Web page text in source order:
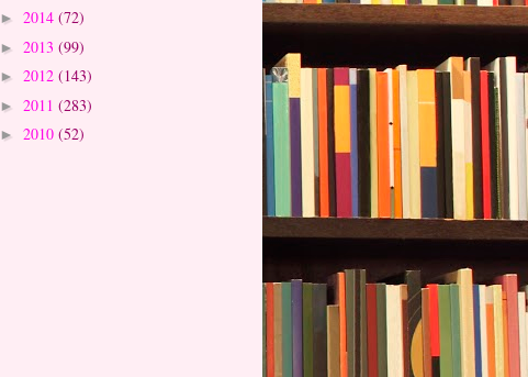
► 2014 (72)
► 2013 (99)
► 2012 (143)
► 2011 (283)
► 2010 (52)